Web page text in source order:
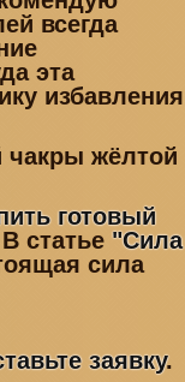
всегда
эта
избавления
жёлтой
готовый
статье"Сила
сила
заявку.